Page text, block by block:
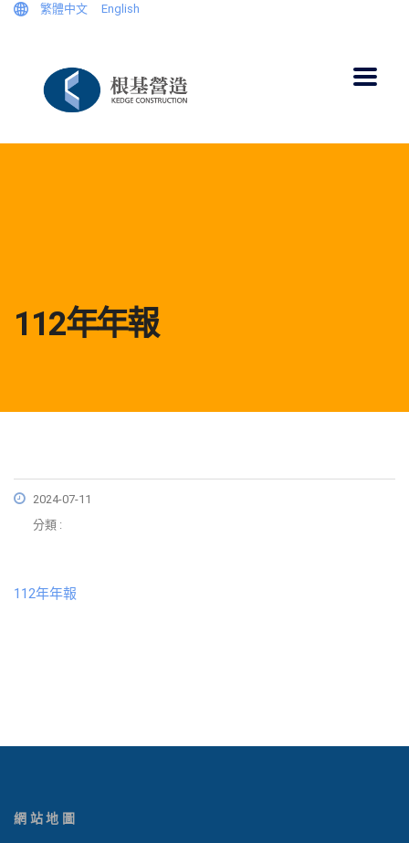
繁體中文 English
112年年報
2024-07-11
分類 :
112年年報
網站地圖